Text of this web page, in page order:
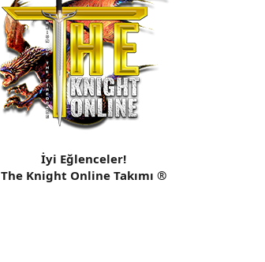
İyi Eğlenceler!
The Knight Online Takımı ®